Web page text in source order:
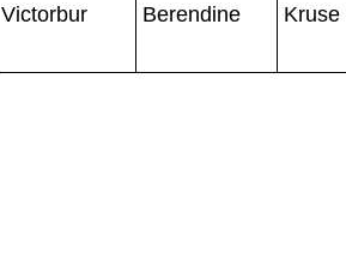
Victorbur Berendine Kruse